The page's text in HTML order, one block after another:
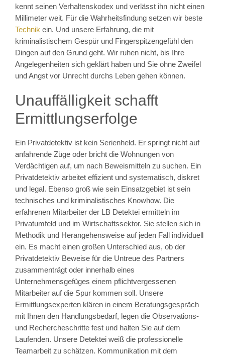
kennt seinen Verhaltenskodex und verlässt ihn nicht einen
Millimeter weit. Für die Wahrheitsfindung setzen wir beste
Technik ein. Und unsere Erfahrung, die mit
kriminalistischem Gespür und Fingerspitzengefühl den
Dingen auf den Grund geht. Wir ruhen nicht, bis Ihre
Angelegenheiten sich geklärt haben und Sie ohne Zweifel
und Angst vor Unrecht durchs Leben gehen können.
Unauffälligkeit schafft
Ermittlungserfolge
Ein Privatdetektiv ist kein Serienheld. Er springt nicht auf
anfahrende Züge oder bricht die Wohnungen von
Verdächtigen auf, um nach Beweismitteln zu suchen. Ein
Privatdetektiv arbeitet effizient und systematisch, diskret
und legal. Ebenso groß wie sein Einsatzgebiet ist sein
technisches und kriminalistisches Knowhow. Die
erfahrenen Mitarbeiter der LB Detektei ermitteln im
Privatumfeld und im Wirtschaftssektor. Sie stellen sich in
Methodik und Herangehensweise auf jeden Fall individuell
ein. Es macht einen großen Unterschied aus, ob der
Privatdetektiv Beweise für die Untreue des Partners
zusammenträgt oder innerhalb eines
Unternehmensgefüges einem pflichtvergessenen
Mitarbeiter auf die Spur kommen soll. Unsere
Ermittlungsexperten klären in einem Beratungsgespräch
mit Ihnen den Handlungsbedarf, legen die Observations-
und Rechercheschritte fest und halten Sie auf dem
Laufenden. Unsere Detektei weiß die professionelle
Teamarbeit zu schätzen. Kommunikation mit dem